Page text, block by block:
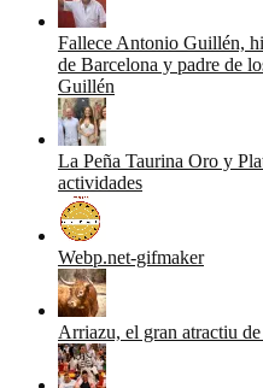
Fallece Antonio Guillén,
de Barcelona y padre de
Guillén
La Peña Taurina Oro y
actividades
Webp.net-gifmaker
Arriazu, el gran atractiu